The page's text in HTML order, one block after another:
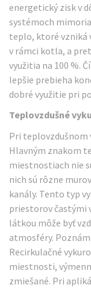
energetický zisk v
systémoch
teplo, ktoré vzniká
v rámci kotla, a
využitia na 100 %.
lepšie prebieha
dobré využitie pri
Teplovzdušné
Pri teplovzdušnom
Hlavným znakom
miestnostiach nie
nich sú rôzne
kanály. Tento typ
priestorov častými
látkou môže byť
atmosféry.
Recirkulačné
miestnosti,
zmiešané. Pri